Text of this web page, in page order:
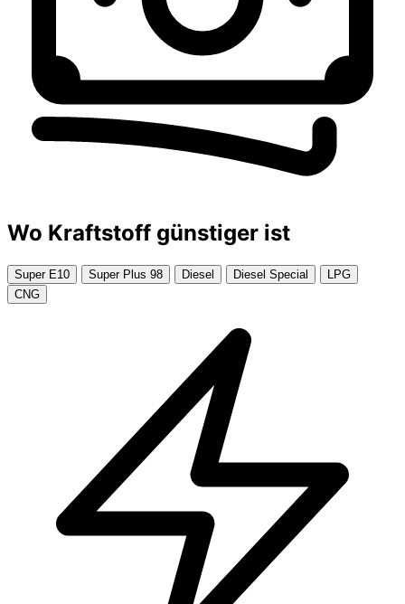
Wo Kraftstoff günstiger ist
Super E10 Super Plus 98 Diesel Diesel Special
LPG
CNG